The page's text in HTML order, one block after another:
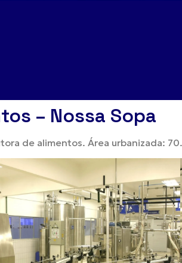
– Nossa Sopa
de alimentos. Área urbanizada: